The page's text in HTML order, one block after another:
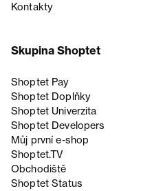
Kontakty
Skupina Shoptet
Shoptet Pay
Shoptet Doplňky
Shoptet Univerzita
Shoptet Developers
Můj první e-shop
Shoptet.TV
Obchodiště
Shoptet Status